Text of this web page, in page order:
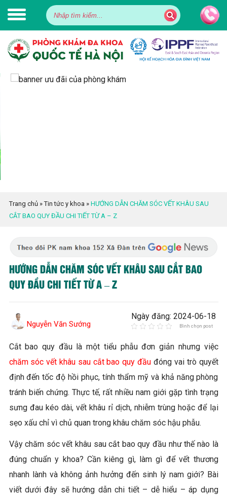
Trang chủ»Tin tức y khoa » HƯỚNG DẪN CHĂM SÓC VẾT KHÂU SAU
CẮT BAO QUY ĐẦU CHI TIẾT TỪ A – Z
HƯỚNG DẪN CHĂM SÓC VẾT KHÂU SAU CẮT BAO
QUY ĐẦU CHI TIẾT TỪ A – Z
Nguyễn Văn Sướng
Ngày đăng: 2024-06-18
Bình chọn post
Cắt bao quy đầu là một tiểu phẫu đơn giản nhưng việc
chăm sóc vết khâu sau cắt bao quy đầu đóng vai trò quyết
định đến tốc độ hồi phục, tính thẩm mỹ và khả năng phòng
tránh biến chứng. Thực tế, rất nhiều nam giới gặp tình trạng
sưng đau kéo dài, vết khâu rỉ dịch, nhiễm trùng hoặc để lại
sẹo xấu chỉ vì chủ quan trong khâu chăm sóc hậu phẫu.
Vậy chăm sóc vết khâu sau cắt bao quy đầu như thế nào là
đúng chuẩn y khoa? Cần kiêng gì, làm gì để vết thương
nhanh lành và không ảnh hưởng đến sinh lý nam giới? Bài
viết dưới đây sẽ hướng dẫn chi tiết – dễ hiểu – áp dụng